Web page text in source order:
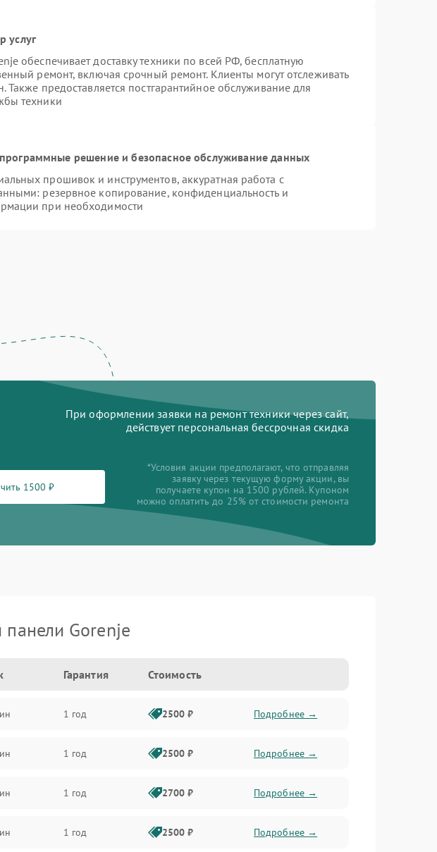
услуг
обеспечивает доставку техники по всей РФ, бесплатную
ремонт, включая срочный ремонт. Клиенты могут отслеживать
Также предоставляется постгарантийное обслуживание для
техники
решение и безопасное обслуживание данных
прошивок и инструментов, аккуратная работа с
резервное копирование, конфиденциальность и
при необходимости
При оформлении заявки на ремонт техники через сайт,
действует персональная бессрочная скидка
1500 ₽
*Условия акции предполагают, что отправляя
заявку через текущую форму акции, вы
получаете купон на 1500 рублей. Купоном
можно оплатить до 25% от стоимости ремонта
Gorenje
Гарантия Стоимость
1 год 2500 ₽ Подробнее →
1 год 2500 ₽ Подробнее →
1 год 2700 ₽ Подробнее →
1 год 2500 ₽ Подробнее →